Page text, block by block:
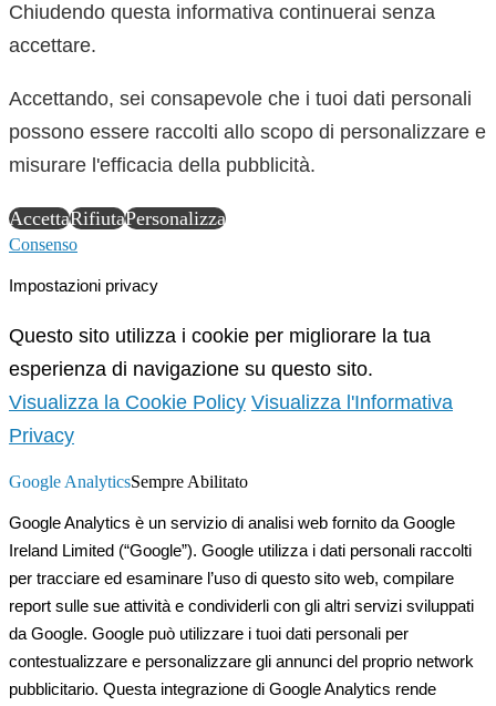
Chiudendo questa informativa continuerai senza
accettare.
Accettando, sei consapevole che i tuoi dati personali
possono essere raccolti allo scopo di personalizzare e
misurare l'efficacia della pubblicità.
AccettaRifiutaPersonalizza
Consenso
Impostazioni privacy
Questo sito utilizza i cookie per migliorare la tua
esperienza di navigazione su questo sito.
Visualizza la Cookie Policy Visualizza l'Informativa
Privacy
Google AnalyticsSempre Abilitato
Google Analytics è un servizio di analisi web fornito da Google
Ireland Limited (“Google”). Google utilizza i dati personali raccolti
per tracciare ed esaminare l’uso di questo sito web, compilare
report sulle sue attività e condividerli con gli altri servizi sviluppati
da Google. Google può utilizzare i tuoi dati personali per
contestualizzare e personalizzare gli annunci del proprio network
pubblicitario. Questa integrazione di Google Analytics rende